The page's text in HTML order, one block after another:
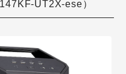
UT2X-ese）